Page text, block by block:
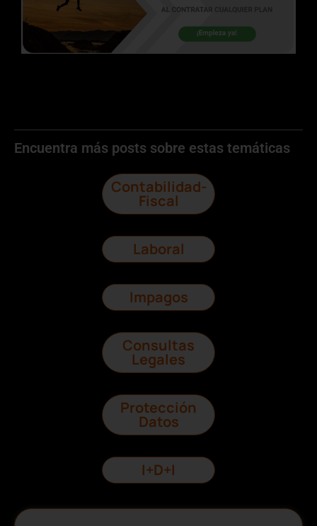
Encuentra más posts sobre estas temáticas
Contabilidad-
Fiscal
Laboral
Impagos
Consultas
Legales
Protección
Datos
I+D+I